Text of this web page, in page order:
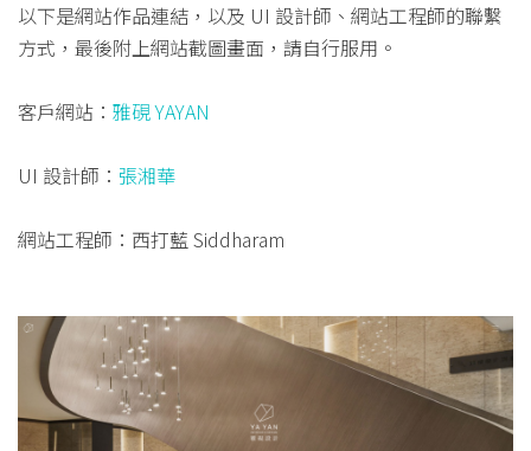
以下是網站作品連結，以及 UI 設計師、網站工程師的聯繫
方式，最後附上網站截圖畫面，請自行服用。
客戶網站： 雅硯 YAYAN
UI 設計師： 張湘華
網站工程師：西打藍 Siddharam